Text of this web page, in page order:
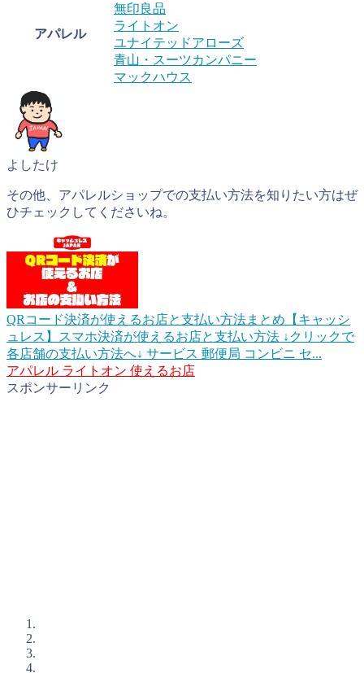
アパレル
無印良品
ライトオン
ユナイテッドアローズ
青山・スーツカンパニー
マックハウス
よしたけ
その他、アパレルショップでの支払い方法を知りたい方はぜ
ひチェックしてくださいね。
QRコード決済が使えるお店と支払い方法まとめ【キャッシ
ュレス】
スマホ決済が使えるお店と支払い方法 ↓クリックで
各店舗の支払い方法へ↓ サービス 郵便局 コンビニ セ...
アパレル ライトオン 使えるお店
スポンサーリンク